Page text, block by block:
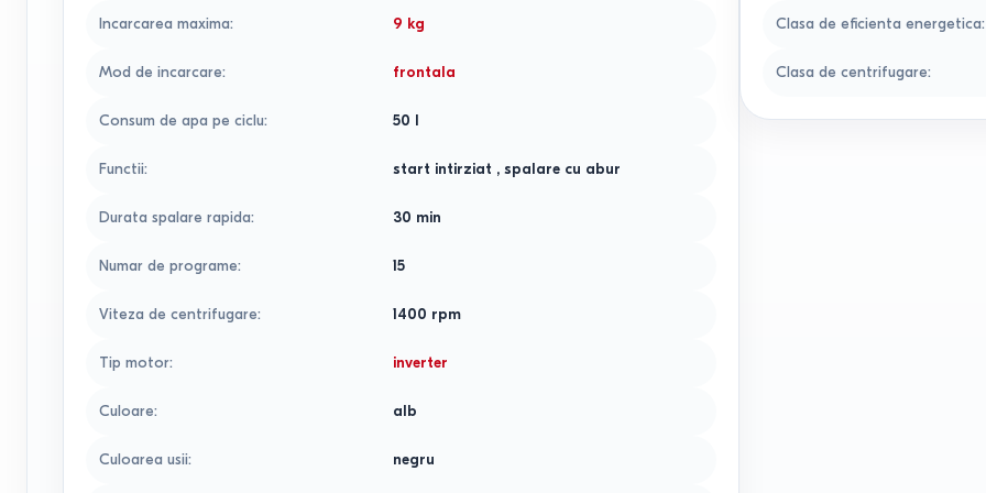
Incarcarea maxima: 9 kg
Mod de incarcare: frontala
Consum de apa pe ciclu: 50 l
Functii: start intirziat ,spalare cu abur
Durata spalare rapida: 30 min
Numar de programe: 15
Viteza de centrifugare: 1400 rpm
Tip motor: inverter
Culoare: alb
Culoarea usii: negru
Clasa de eficienta energetica:
Clasa de centrifugare: